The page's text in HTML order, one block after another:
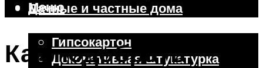
Дачные и частные дома
Гипсокартон
Декоративная штукатурка
Меню
Как подобрать